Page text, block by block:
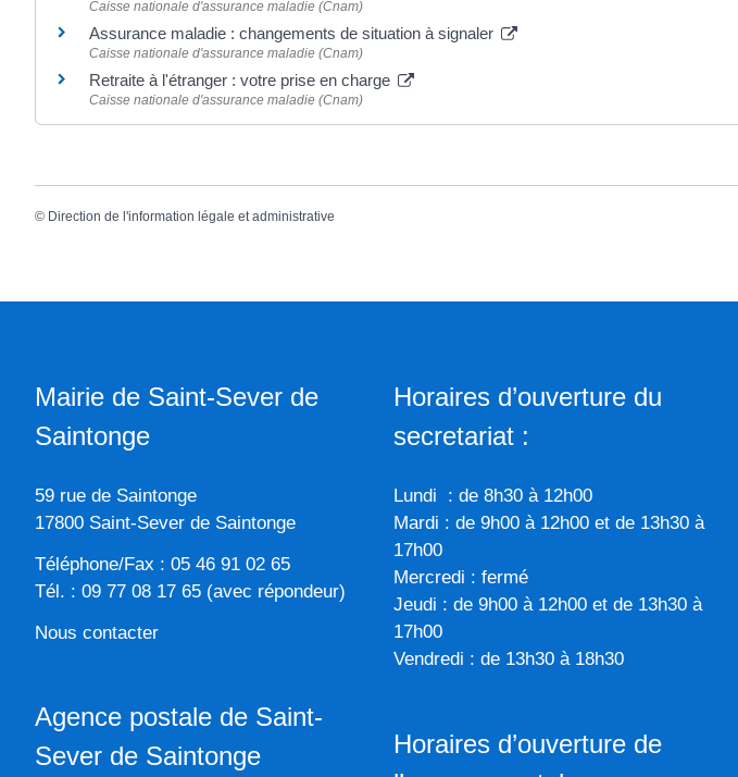
Caisse nationale d'assurance maladie (Cnam)
Assurance maladie : changements de situation à signaler
Caisse nationale d'assurance maladie (Cnam)
Retraite à l'étranger : votre prise en charge
Caisse nationale d'assurance maladie (Cnam)
© Direction de l'information légale et administrative
Mairie de Saint-Sever de
Saintonge
59 rue de Saintonge
17800 Saint-Sever de Saintonge
Téléphone/Fax : 05 46 91 02 65
Tél. : 09 77 08 17 65 (avec répondeur)
Nous contacter
Agence postale de Saint-
Sever de Saintonge
Horaires d’ouverture du
secretariat :
Lundi : de 8h30 à 12h00
Mardi : de 9h00 à 12h00 et de 13h30 à
17h00
Mercredi : fermé
Jeudi : de 9h00 à 12h00 et de 13h30 à
17h00
Vendredi : de 13h30 à 18h30
Horaires d’ouverture de